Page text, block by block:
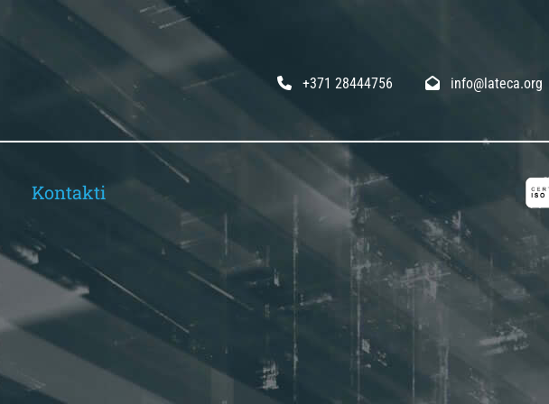
+371 28444756 info@lateca.org
Kontakti